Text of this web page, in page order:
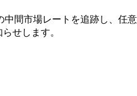
間市場レートを追跡し、任
せします。